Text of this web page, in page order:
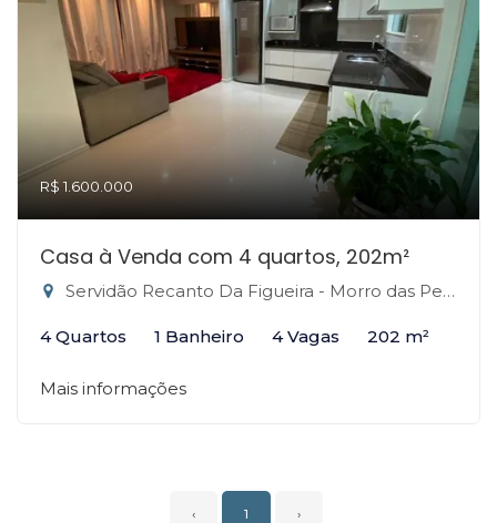
R$ 1.600.000
Casa à Venda com 4 quartos, 202m²
Servidão Recanto Da Figueira - Morro das Pedras, Florianópolis-SC
4 Quartos 1 Banheiro 4 Vagas 202 m²
Mais informações
‹ 1 ›